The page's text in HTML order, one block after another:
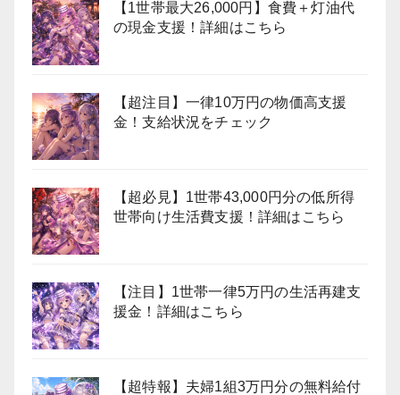
【1世帯最大26,000円】食費＋灯油代
の現金支援！詳細はこちら
【超注目】一律10万円の物価高支援
金！支給状況をチェック
【超必見】1世帯43,000円分の低所得
世帯向け生活費支援！詳細はこちら
【注目】1世帯一律5万円の生活再建支
援金！詳細はこちら
【超特報】夫婦1組3万円分の無料給付